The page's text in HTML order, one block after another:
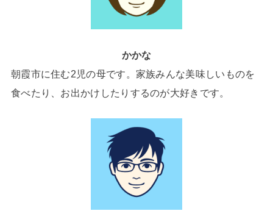
かかな
朝霞市に住む2児の母です。家族みんな美味しいものを
食べたり、お出かけしたりするのが大好きです。